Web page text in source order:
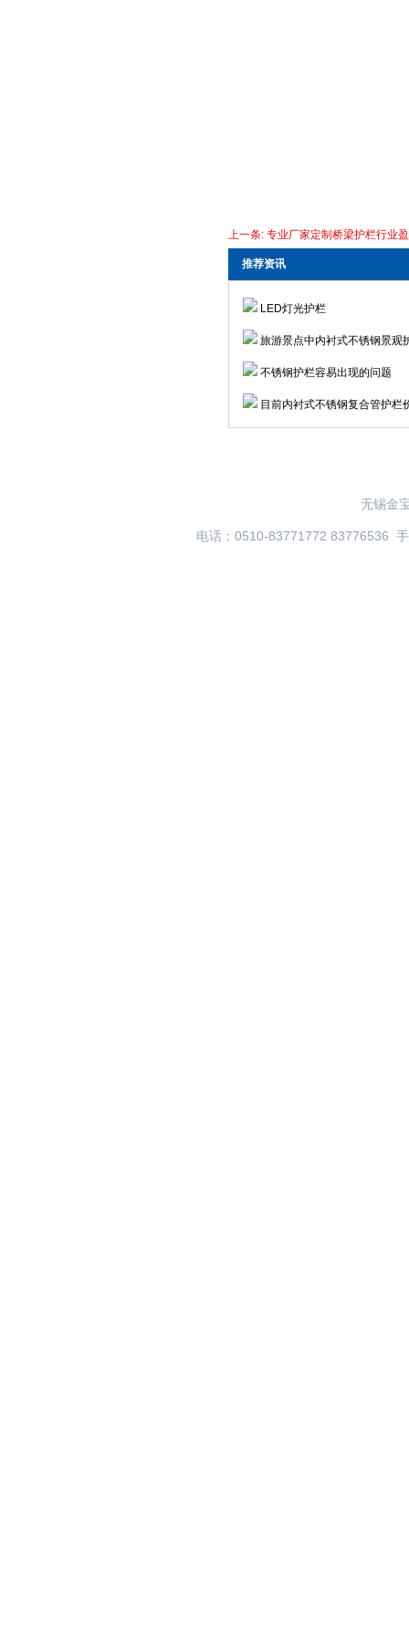
上一条: 专业厂家定制桥梁护栏行业
推荐资讯
LED灯光护栏
旅游景点中内衬式不锈钢景观
不锈钢护栏容易出现的问题
目前内衬式不锈钢复合管护栏
无锡金
电话：0510-83771772 83776536